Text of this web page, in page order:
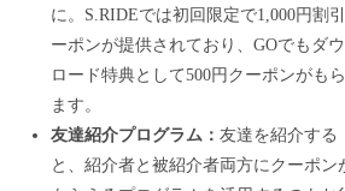
に。S.RIDEでは初回限定で1,000円割
ーポンが提供されており、GOでもダ
ロード特典として500円クーポンがもら
ます。
友達紹介プログラム：友達を紹介する
と、紹介者と被紹介者両方にクーポン